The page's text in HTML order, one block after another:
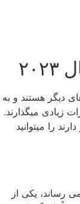
دیگر هستند و به
زیادی میگذارند.
را میتوانید
رساند، یکی از